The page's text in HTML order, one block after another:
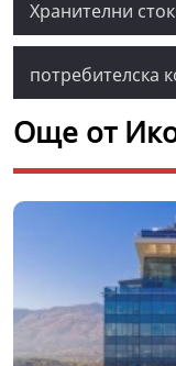
Хранителни
потребителска
Още от